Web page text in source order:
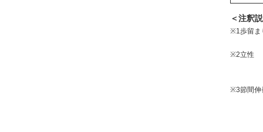
＜注釈
※1歩留ま
※2立性
※3節間伸